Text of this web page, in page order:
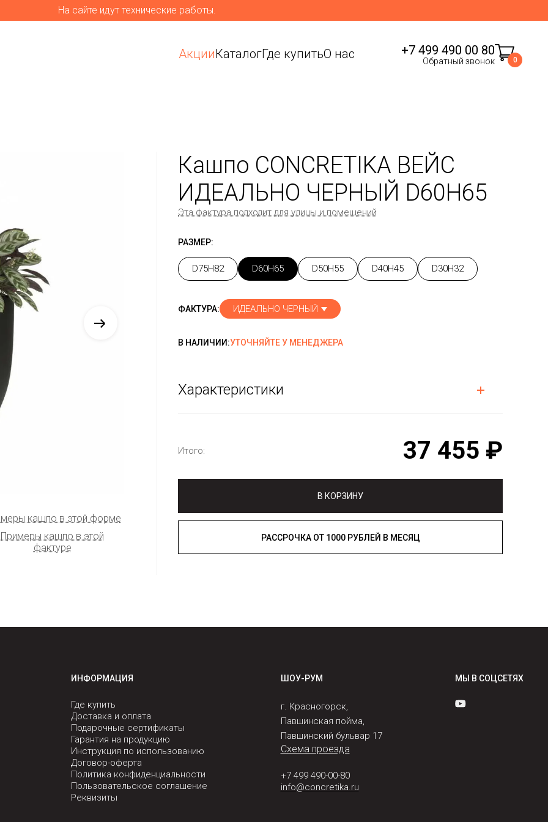
На сайте идут технические работы.
АкцииКаталогГде купитьО нас +7 499 490 00 80
Обратный звонок 0
кашпо в этой форме
Примеры кашпо в этой
фактуре
Кашпо CONCRETIKA ВЕЙС
ИДЕАЛЬНО ЧЕРНЫЙ D60H65
Эта фактура подходит для улицы и помещений
РАЗМЕР:
D75H82 D60H65 D50H55 D40H45 D30H32
ФАКТУРА: ИДЕАЛЬНО ЧЕРНЫЙ
В НАЛИЧИИ:УТОЧНЯЙТЕ У МЕНЕДЖЕРА
Характеристики
Итого: 37 455 ₽
В КОРЗИНУ
РАССРОЧКА ОТ 1000 РУБЛЕЙ В МЕСЯЦ
ИНФОРМАЦИЯ
Где купить
Доставка и оплата
Подарочные сертификаты
Гарантия на продукцию
Инструкция по использованию
Договор-оферта
Политика конфиденциальности
Пользовательское соглашение
Реквизиты
ШОУ-РУМ
г. Красногорск,
Павшинская пойма,
Павшинский бульвар 17
Схема проезда
+7 499 490-00-80
info@concretika.ru
МЫ В СОЦСЕТЯХ